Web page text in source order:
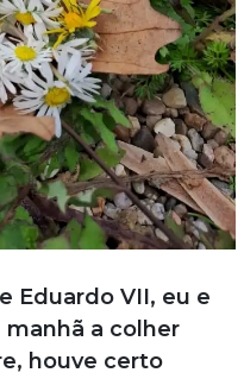
Eduardo VII, eu e
a colher
houve certo